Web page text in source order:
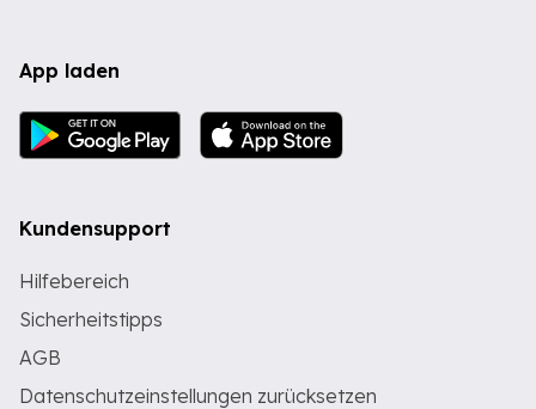
App laden
Kundensupport
Hilfebereich
Sicherheitstipps
AGB
Datenschutzeinstellungen zurücksetzen